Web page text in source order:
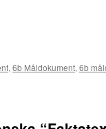
, 6b Måldokument, 6b